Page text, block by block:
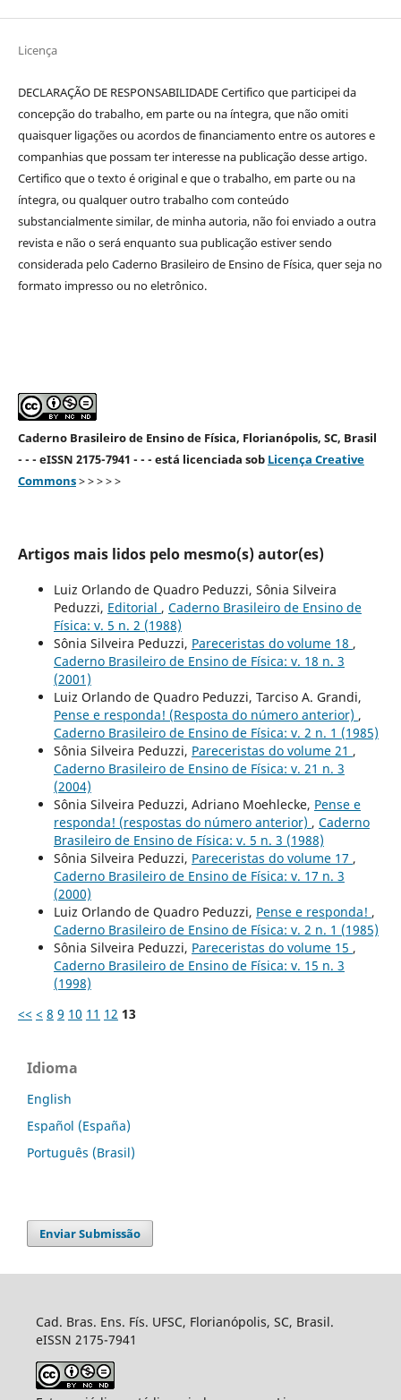
Licença
DECLARAÇÃO DE RESPONSABILIDADE Certifico que participei da
concepção do trabalho, em parte ou na íntegra, que não omiti
quaisquer ligações ou acordos de financiamento entre os autores e
companhias que possam ter interesse na publicação desse artigo.
Certifico que o texto é original e que o trabalho, em parte ou na
íntegra, ou qualquer outro trabalho com conteúdo
substancialmente similar, de minha autoria, não foi enviado a outra
revista e não o será enquanto sua publicação estiver sendo
considerada pelo Caderno Brasileiro de Ensino de Física, quer seja no
formato impresso ou no eletrônico.
Caderno Brasileiro de Ensino de Física, Florianópolis, SC, Brasil
- - - eISSN 2175-7941 - - - está licenciada sob Licença Creative
Commons> > > > >
Artigos mais lidos pelo mesmo(s) autor(es)
Luiz Orlando de Quadro Peduzzi, Sônia Silveira
Peduzzi, Editorial , Caderno Brasileiro de Ensino de
Física: v. 5 n. 2 (1988)
Sônia Silveira Peduzzi, Pareceristas do volume 18 ,
Caderno Brasileiro de Ensino de Física: v. 18 n. 3
(2001)
Luiz Orlando de Quadro Peduzzi, Tarciso A. Grandi,
Pense e responda! (Resposta do número anterior) ,
Caderno Brasileiro de Ensino de Física: v. 2 n. 1 (1985)
Sônia Silveira Peduzzi, Pareceristas do volume 21 ,
Caderno Brasileiro de Ensino de Física: v. 21 n. 3
(2004)
Sônia Silveira Peduzzi, Adriano Moehlecke, Pense e
responda! (respostas do número anterior) , Caderno
Brasileiro de Ensino de Física: v. 5 n. 3 (1988)
Sônia Silveira Peduzzi, Pareceristas do volume 17 ,
Caderno Brasileiro de Ensino de Física: v. 17 n. 3
(2000)
Luiz Orlando de Quadro Peduzzi, Pense e responda! ,
Caderno Brasileiro de Ensino de Física: v. 2 n. 1 (1985)
Sônia Silveira Peduzzi, Pareceristas do volume 15 ,
Caderno Brasileiro de Ensino de Física: v. 15 n. 3
(1998)
<< < 8 9 10 11 12 13
Idioma
English
Español (España)
Português (Brasil)
Enviar Submissão
Cad. Bras. Ens. Fís. UFSC, Florianópolis, SC, Brasil.
eISSN 2175-7941